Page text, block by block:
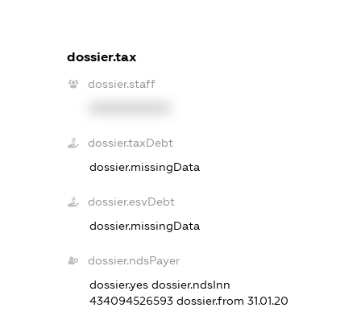
dossier.tax
dossier.staff
dossier.taxDebt
dossier.missingData
dossier.esvDebt
dossier.missingData
dossier.ndsPayer
dossier.yesdossier.ndsInn
434094526593dossier.from 31.01.20